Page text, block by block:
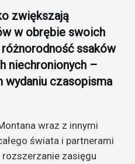
zwiększają
w obrębie swoich
ssaków
niechronionych –
wydaniu czasopisma
wraz z innymi
świata i partnerami
rozszerzanie zasięgu